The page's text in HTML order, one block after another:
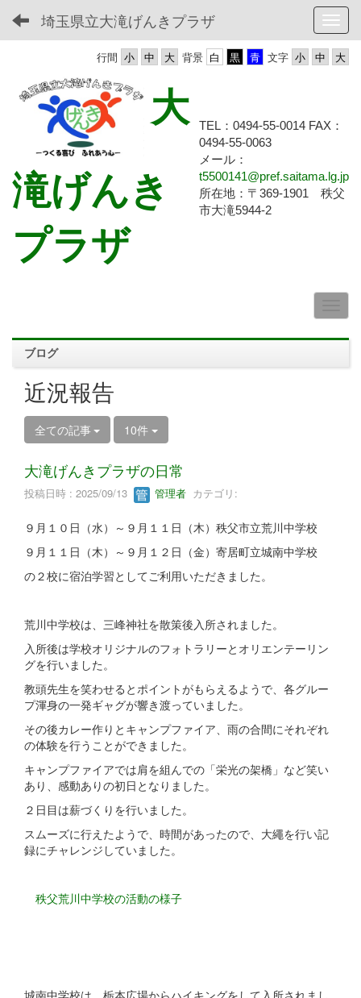
埼玉県立大滝げんきプラザ
文字
背景
行間
大
滝げんき
プラザ
TEL：0494-55-0014 FAX：
0494-55-0063
メール：
t5500141@pref.saitama.lg.jp
所在地：〒369-1901 秩父
市大滝5944-2
ブログ
近況報告
全ての記事 10件
大滝げんきプラザの日常
投稿日時 : 2025/09/13 管理者 カテゴリ:
９月１０日（水）～９月１１日（木）秩父市立荒川中学校
９月１１日（木）～９月１２日（金）寄居町立城南中学校
の２校に宿泊学習としてご利用いただきました。
荒川中学校は、三峰神社を散策後入所されました。
入所後は学校オリジナルのフォトラリーとオリエンテーリン
グを行いました。
教頭先生を笑わせるとポイントがもらえるようで、各グルー
プ渾身の一発ギャグが響き渡っていました。
その後カレー作りとキャンプファイア、雨の合間にそれぞれ
の体験を行うことができました。
キャンプファイアでは肩を組んでの「栄光の架橋」など笑い
あり、感動ありの初日となりました。
２日目は薪づくりを行いました。
スムーズに行えたようで、時間があったので、大繩を行い記
録にチャレンジしていました。
秩父荒川中学校の活動の様子
城南中学校は、栃本広場からハイキングをして入所されまし